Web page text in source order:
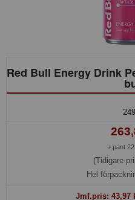
Red Bull Energy Drink
+ pant
(Tidigare
Hel
Jmf.pris: 43,97